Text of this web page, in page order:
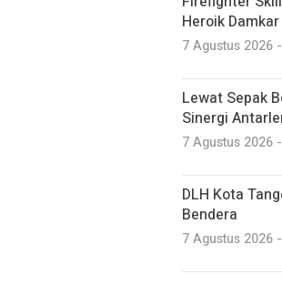
Heroik
7 Agustus 2026
Lewat Sepak
Sinergi
7 Agustus 2026
DLH Kota
Bendera
7 Agustus 2026